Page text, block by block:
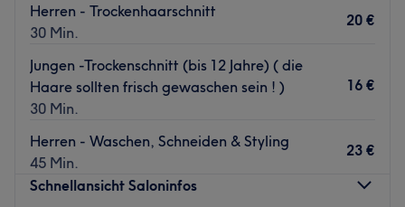
entfernt.
Das Team:
Es ist ei
Was uns an dem Salon gefällt:
Atmosphäre: Modern, hell, freundlich.
Extras: Kostenlose Parkplätze.
Zurück zur Salonansicht
Herren - Trockenhaarschnitt
30 Min.
20 €
Jungen -Trockenschnitt (bis 12 Jahre) ( die
Haare sollten frisch gewaschen sein ! )
30 Min.
16 €
Herren - Waschen, Schneiden & Styling
45 Min.
23 €
Schnellansicht Saloninfos